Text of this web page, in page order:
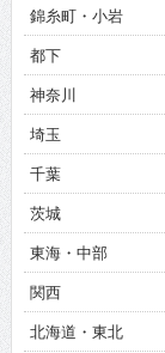
錦糸町・小岩
都下
神奈川
埼玉
千葉
茨城
東海・中部
関西
北海道・東北